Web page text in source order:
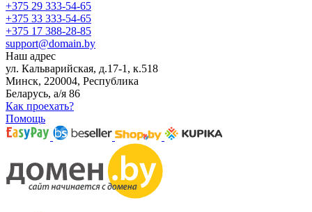
+375 29 333-54-65
+375 33 333-54-65
+375 17 388-28-85
support@domain.by
Наш адрес
ул. Кальварийская, д.17-1, к.518
Минск, 220004, Республика
Беларусь, а/я 86
Как проехать?
Помощь